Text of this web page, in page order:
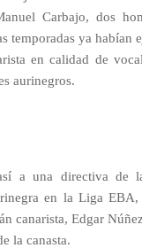
Carbajo, dos
temporadas ya habían
en calidad de
aurinegros.
a una directiva
en la Liga
canarista, Edgar
la canasta.